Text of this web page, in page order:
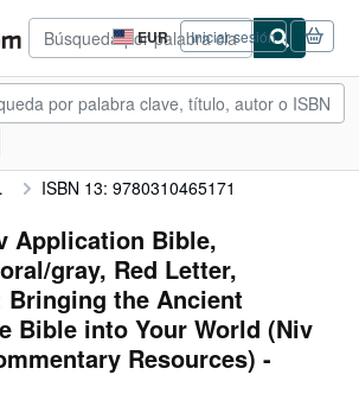
EUR
Preferencias
de
compra
del
Iniciar sesión
ISBN 13: 9780310465171
Application Bible,
gray, Red Letter,
the Ancient
Bible into Your World (Niv
Resources) -